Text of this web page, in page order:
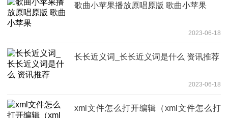
歌曲小苹果播放原唱原版 歌曲小苹果
2023-06-18
长长近义词_长长近义词是什么 资讯推荐
2023-06-18
xml文件怎么打开编辑（xml文件怎么打